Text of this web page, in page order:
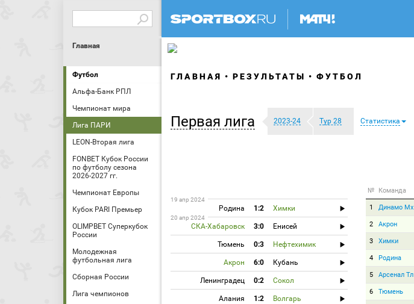
Главная
Футбол
Альфа-Банк РПЛ
Чемпионат мира
Лига ПАРИ
LEON-Вторая лига
FONBET Кубок России
по футболу сезона
2026-2027 гг.
Чемпионат Европы
Кубок PARI Премьер
OLIMPBET Суперкубок
России
Молодежная
футбольная лига
Сборная России
Лига чемпионов
ГЛАВНАЯ РЕЗУЛЬТАТЫ ФУТБОЛ
Первая лига 2023-24 Тур 28 Статистика
19 апр 2024
Родина 1:2 Химки
20 апр 2024
СКА-Хабаровск 3:0 Енисей
Тюмень 0:3 Нефтехимик
Акрон 6:0 Кубань
Ленинградец 0:2 Сокол
Алания 1:2 Волгарь
№ Команда
1 Динамо Мх
2 Акрон
3 Химки
4 Родина
5 Арсенал Тл
6 Тюмень